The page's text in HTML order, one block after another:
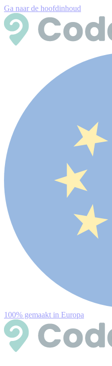
Ga naar de hoofdinhoud
100% gemaakt in Europa